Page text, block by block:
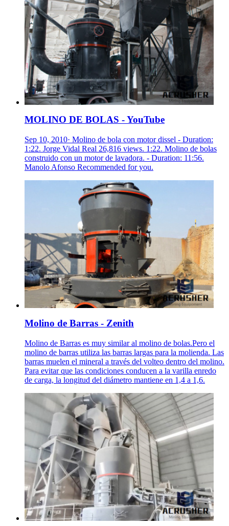
MOLINO DE BOLAS - YouTube
Sep 10, 2010· Molino de bola con motor dissel - Duration:
1:22. Jorge Vidal Real 26,816 views. 1:22. Molino de bolas
construido con un motor de lavadora. - Duration: 11:56.
Manolo Afonso Recommended for you.
Molino de Barras - Zenith
Molino de Barras es muy similar al molino de bolas.Pero el
molino de barras utiliza las barras largas para la molienda. Las
barras muelen el mineral a través del volteo dentro del molino.
Para evitar que las condiciones conducen a la varilla enredo
de carga, la longitud del diámetro mantiene en 1,4 a 1,6.